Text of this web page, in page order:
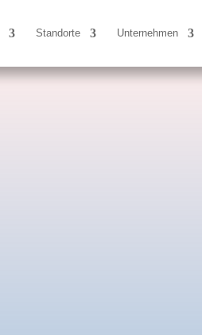
Standorte Unternehmen